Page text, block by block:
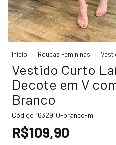
Início Roupas Femininas
Vestido Curto
Decote em V
Branco
Código 163291Q-branco-m
R$109,90